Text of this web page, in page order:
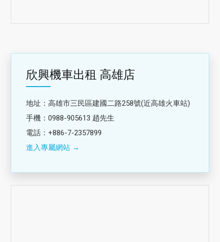
欣興機車出租 高雄店
地址：高雄市三民區建國二路258號(近高雄火車站)
手機：0988-905613 趙先生
電話：+886-7-2357899
進入專屬網站 →